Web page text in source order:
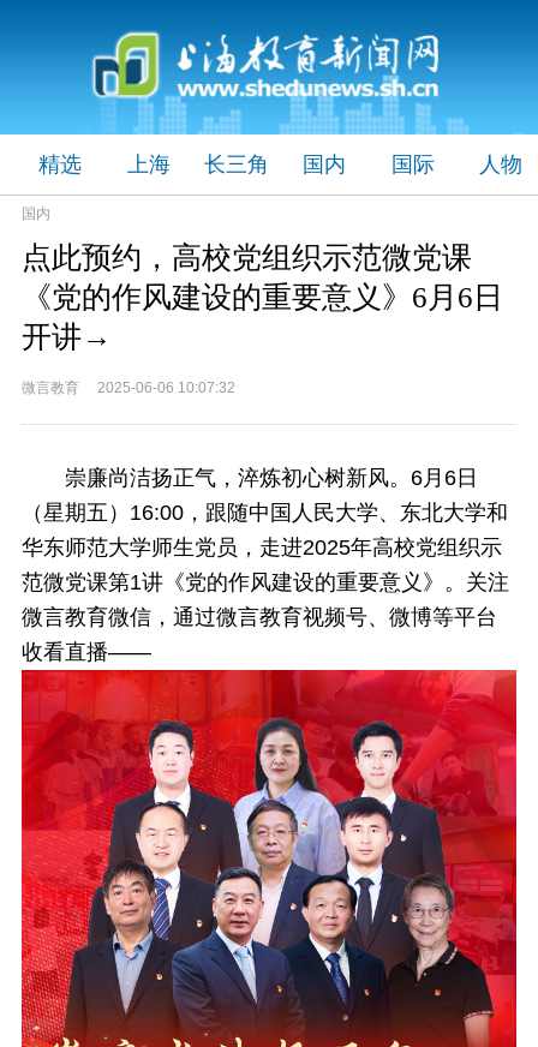
精选 上海 长三角 国内 国际 人物
国内
点此预约，高校党组织示范微党课
《党的作风建设的重要意义》6月6日
开讲→
微言教育 2025-06-06 10:07:32
崇廉尚洁扬正气，淬炼初心树新风。6月6日
（星期五）16:00，跟随中国人民大学、东北大学和
华东师范大学师生党员，走进2025年高校党组织示
范微党课第1讲《党的作风建设的重要意义》。关注
微言教育微信，通过微言教育视频号、微博等平台
收看直播——